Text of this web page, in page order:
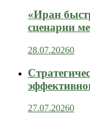
«Иран
сценарии
28.07.20260
27.07.20260